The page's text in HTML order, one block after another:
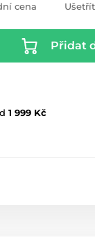
cena
Přidat
1 999 Kč